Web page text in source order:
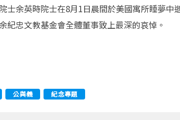
士余英時院士在8月1日晨間於美國寓所睡夢
紀忠文教基金會全體董事致上最深的哀悼。
公與義 紀念專題